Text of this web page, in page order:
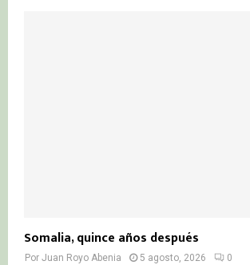
Somalia, quince años después
Por Juan Royo Abenia 5 agosto, 2026 0